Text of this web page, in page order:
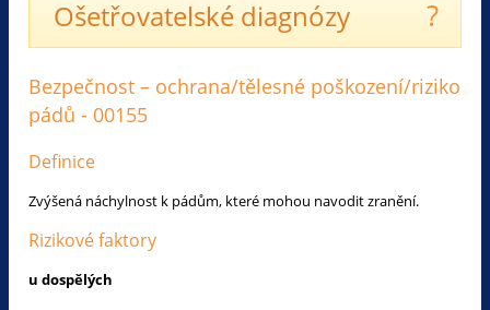
Ošetřovatelské diagnózy ?
Bezpečnost – ochrana/tělesné poškození/riziko
pádů - 00155
Definice
Zvýšená náchylnost k pádům, které mohou navodit zranění.
Rizikové faktory
u dospělých